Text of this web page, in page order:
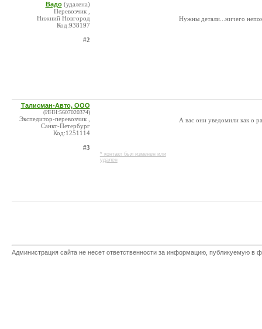
Вадо (удалена)
Перевозчик ,
Нижний Новгород
Код:938197
#2
Нужны детали...ничего
Талисман-Авто, ООО
(ИНН:5607020374)
Экспедитор-перевозчик ,
Санкт-Петербург
Код:1251114
#3
* контакт был изменен или
удален
А вас они уведомили как о
Администрация сайта не несет ответственности за информацию, публикуемую